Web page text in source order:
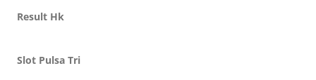
Result Hk
Slot Pulsa Tri